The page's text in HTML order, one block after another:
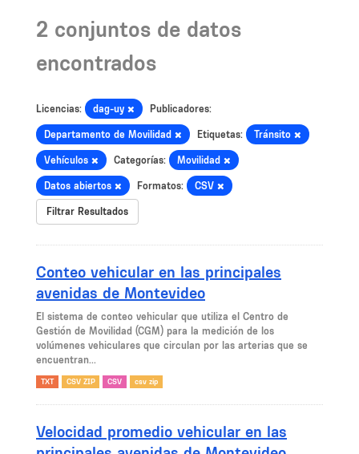
2 conjuntos de datos
encontrados
Licencias: dag-uy Publicadores:
Departamento de Movilidad Etiquetas: Tránsito
Vehículos Categorías: Movilidad
Datos abiertos Formatos: CSV
Filtrar Resultados
Conteo vehicular en las principales
avenidas de Montevideo
El sistema de conteo vehicular que utiliza el Centro de
Gestión de Movilidad (CGM) para la medición de los
volúmenes vehiculares que circulan por las arterias que se
encuentran...
TXT CSV ZIP CSV csv zip
Velocidad promedio vehicular en las